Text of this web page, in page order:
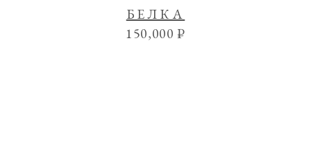
БЕЛКА
150,000₽